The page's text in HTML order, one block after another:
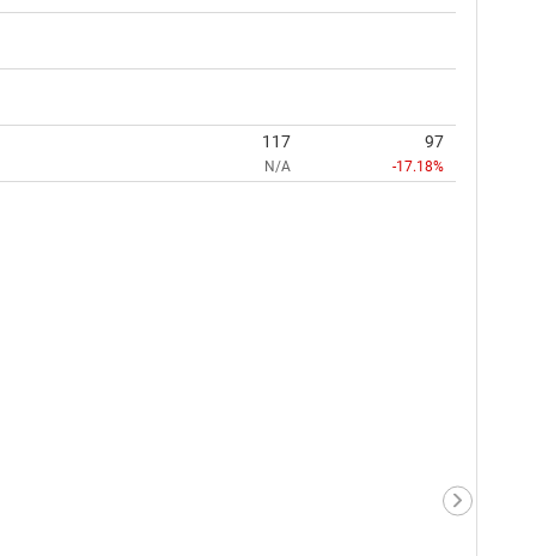
117
N/A
97
-17.18%